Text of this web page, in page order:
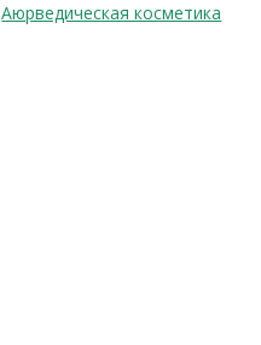
Аюрведическая косметика